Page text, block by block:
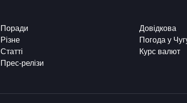
Поради
Різне
Статті
Прес-релізи
Довідкова
Погода у
Курс валют